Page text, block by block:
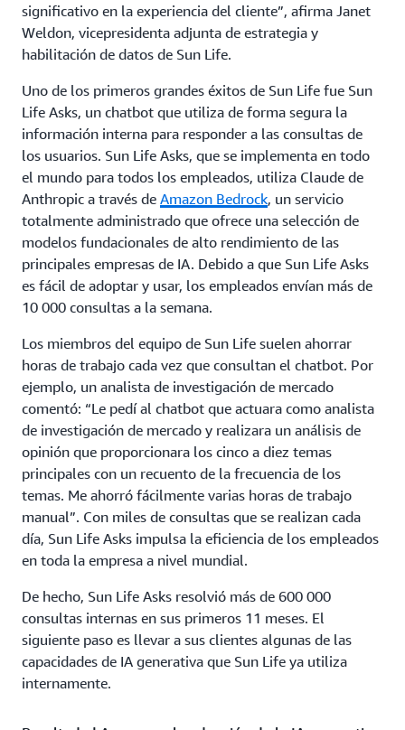
significativo en la experiencia del cliente”, afirma Janet
Weldon, vicepresidenta adjunta de estrategia y
habilitación de datos de Sun Life.
Uno de los primeros grandes éxitos de Sun Life fue Sun
Life Asks, un chatbot que utiliza de forma segura la
información interna para responder a las consultas de
los usuarios. Sun Life Asks, que se implementa en todo
el mundo para todos los empleados, utiliza Claude de
Anthropic a través de Amazon Bedrock, un servicio
totalmente administrado que ofrece una selección de
modelos fundacionales de alto rendimiento de las
principales empresas de IA. Debido a que Sun Life Asks
es fácil de adoptar y usar, los empleados envían más de
10 000 consultas a la semana.
Los miembros del equipo de Sun Life suelen ahorrar
horas de trabajo cada vez que consultan el chatbot. Por
ejemplo, un analista de investigación de mercado
comentó: “Le pedí al chatbot que actuara como analista
de investigación de mercado y realizara un análisis de
opinión que proporcionara los cinco a diez temas
principales con un recuento de la frecuencia de los
temas. Me ahorró fácilmente varias horas de trabajo
manual”. Con miles de consultas que se realizan cada
día, Sun Life Asks impulsa la eficiencia de los empleados
en toda la empresa a nivel mundial.
De hecho, Sun Life Asks resolvió más de 600 000
consultas internas en sus primeros 11 meses. El
siguiente paso es llevar a sus clientes algunas de las
capacidades de IA generativa que Sun Life ya utiliza
internamente.